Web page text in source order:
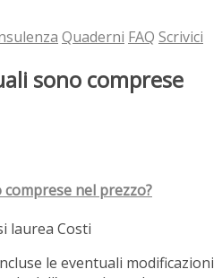
Quaderni FAQ Scrivici
sono comprese
nel prezzo?
laurea Costi
le eventuali modificazioni